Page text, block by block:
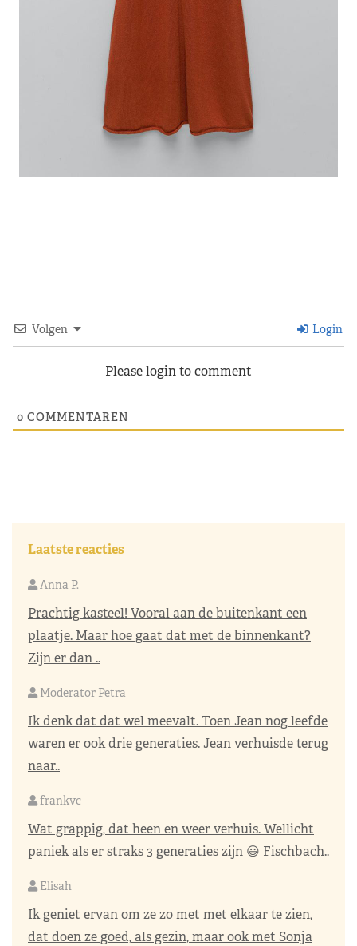
Volgen Login
Please login to comment
0 COMMENTAREN
Laatste reacties
Anna P.
Prachtig kasteel! Vooral aan de buitenkant een
plaatje. Maar hoe gaat dat met de binnenkant?
Zijn er dan ..
Moderator Petra
Ik denk dat dat wel meevalt. Toen Jean nog leefde
waren er ook drie generaties. Jean verhuisde terug
naar..
frankvc
Wat grappig, dat heen en weer verhuis. Wellicht
paniek als er straks 3 generaties zijn 😃 Fischbach..
Elisah
Ik geniet ervan om ze zo met met elkaar te zien,
dat doen ze goed, als gezin, maar ook met Sonja